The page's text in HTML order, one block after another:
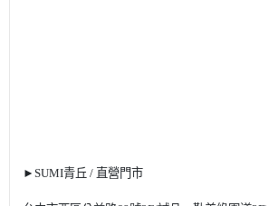
► SUMI青丘 / 直營門市